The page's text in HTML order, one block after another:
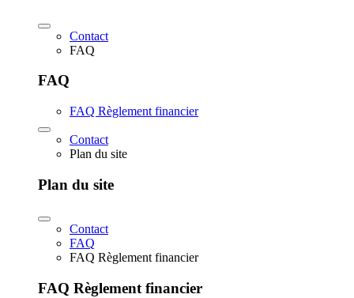
Contact
FAQ
FAQ
FAQ Règlement financier
Contact
Plan du site
Plan du site
Contact
FAQ
FAQ Règlement financier
FAQ Règlement financier